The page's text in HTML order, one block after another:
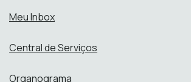
Meu Inbox
Central de Serviços
Organograma